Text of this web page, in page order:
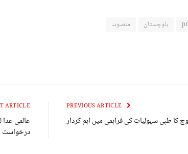
بلوچستان منصوبہ
کا طبی سہولیات کی فراہمی میں اہم کردار
ARTICLE
عالمی
درخواست